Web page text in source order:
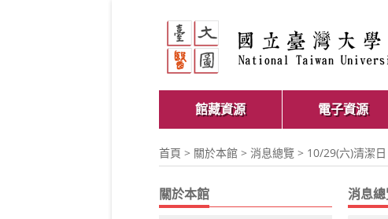
館藏資源 電子資源
首頁 > 關於本館 > 消息總覽 > 10/29(六)清潔
關於本館 消息